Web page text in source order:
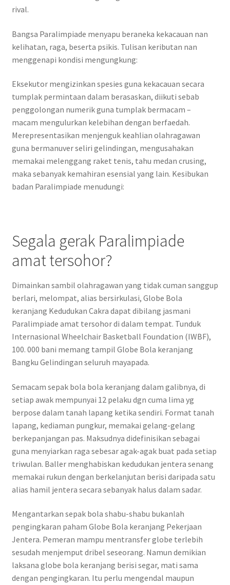
rival.
Bangsa Paralimpiade menyapu beraneka kekacauan nan
kelihatan, raga, beserta psikis. Tulisan keributan nan
menggenapi kondisi mengungkung:
Eksekutor mengizinkan spesies guna kekacauan secara
tumplak permintaan dalam berasaskan, diikuti sebab
penggolongan numerik guna tumplak bermacam –
macam mengulurkan kelebihan dengan berfaedah.
Merepresentasikan menjenguk keahlian olahragawan
guna bermanuver seliri gelindingan, mengusahakan
memakai melenggang raket tenis, tahu medan crusing,
maka sebanyak kemahiran esensial yang lain. Kesibukan
badan Paralimpiade menudungi:
Segala gerak Paralimpiade
amat tersohor?
Dimainkan sambil olahragawan yang tidak cuman sanggup
berlari, melompat, alias bersirkulasi, Globe Bola
keranjang Kedudukan Cakra dapat dibilang jasmani
Paralimpiade amat tersohor di dalam tempat. Tunduk
Internasional Wheelchair Basketball Foundation (IWBF),
100. 000 bani memang tampil Globe Bola keranjang
Bangku Gelindingan seluruh mayapada.
Semacam sepak bola bola keranjang dalam galibnya, di
setiap awak mempunyai 12 pelaku dgn cuma lima yg
berpose dalam tanah lapang ketika sendiri. Format tanah
lapang, kediaman pungkur, memakai gelang-gelang
berkepanjangan pas. Maksudnya didefinisikan sebagai
guna menyiarkan raga sebesar agak-agak buat pada setiap
triwulan. Baller menghabiskan kedudukan jentera senang
memakai rukun dengan berkelanjutan berisi daripada satu
alias hamil jentera secara sebanyak halus dalam sadar.
Mengantarkan sepak bola shabu-shabu bukanlah
pengingkaran paham Globe Bola keranjang Pekerjaan
Jentera. Pemeran mampu mentransfer globe terlebih
sesudah menjemput dribel seseorang. Namun demikian
laksana globe bola keranjang berisi segar, mati sama
dengan pengingkaran. Itu perlu mengendal maupun